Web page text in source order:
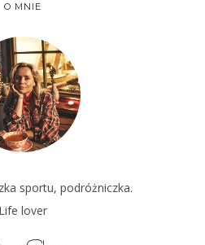
O MNIE
sportu, podróżniczka.
Life lover